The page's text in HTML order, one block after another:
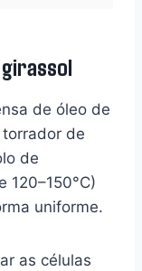
de óleo de
de
de
120–150°C)
uniforme.
as células